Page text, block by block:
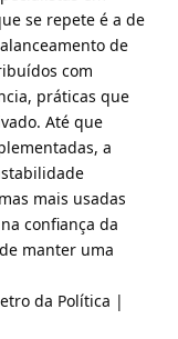
se repete é a de
de
com
práticas que
Até que
a
mais usadas
confiança da
manter uma
da Política |